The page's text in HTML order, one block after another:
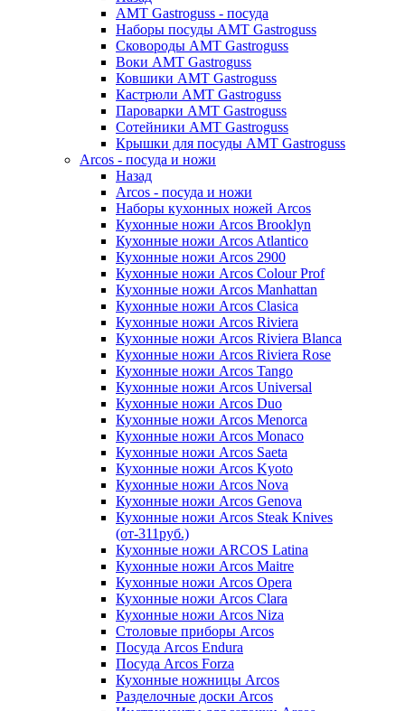
AMT Gastroguss - посуда
Наборы посуды AMT Gastroguss
Сковороды AMT Gastroguss
Воки AMT Gastroguss
Ковшики AMT Gastroguss
Кастрюли AMT Gastroguss
Пароварки AMT Gastroguss
Сотейники AMT Gastroguss
Крышки для посуды AMT Gastroguss
Arcos - посуда и ножи
Назад
Arcos - посуда и ножи
Наборы кухонных ножей Arcos
Кухонные ножи Arcos Brooklyn
Кухонные ножи Arcos Atlantico
Кухонные ножи Arcos 2900
Кухонные ножи Arcos Colour Prof
Кухонные ножи Arcos Manhattan
Кухонные ножи Arcos Clasica
Кухонные ножи Arcos Riviera
Кухонные ножи Arcos Riviera Blanca
Кухонные ножи Arcos Riviera Rose
Кухонные ножи Arcos Tango
Кухонные ножи Arcos Universal
Кухонные ножи Arcos Duo
Кухонные ножи Arcos Menorca
Кухонные ножи Arcos Monaco
Кухонные ножи Arcos Saeta
Кухонные ножи Arcos Kyoto
Кухонные ножи Arcos Nova
Кухонные ножи Arcos Genova
Кухонные ножи Arcos Steak Knives
(от-311руб.)
Кухонные ножи ARCOS Latina
Кухонные ножи Arcos Maitre
Кухонные ножи Arcos Opera
Кухонные ножи Arcos Clara
Кухонные ножи Arcos Niza
Столовые приборы Arcos
Посуда Arcos Endura
Посуда Arcos Forza
Кухонные ножницы Arcos
Разделочные доски Arcos